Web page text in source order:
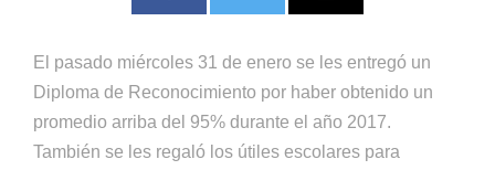
El pasado miércoles 31 de enero se les entregó un
Diploma de Reconocimiento por haber obtenido un
promedio arriba del 95% durante el año 2017.
También se les regaló los útiles escolares para